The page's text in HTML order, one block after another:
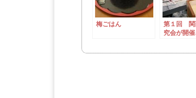
梅ごはん
第１回 関
究会が開